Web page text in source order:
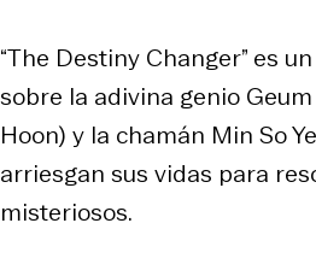
“The Destiny Changer” es
sobre la adivina genio Geum
Hoon) y la chamán Min So
arriesgan sus vidas para
misteriosos.